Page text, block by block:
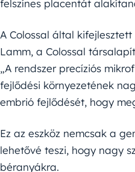
felszínes placentát
A Colossal által
Lamm, a Colossal
„A rendszer precíziós
fejlődési környezetének
embrió fejlődését, hogy
Ez az eszköz nemcsak a
lehetővé teszi, hogy nagy
béranyákra.